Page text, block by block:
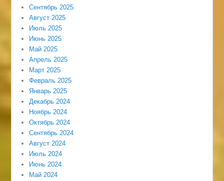
Сентябрь 2025
Август 2025
Июль 2025
Июнь 2025
Май 2025
Апрель 2025
Март 2025
Февраль 2025
Январь 2025
Декабрь 2024
Ноябрь 2024
Октябрь 2024
Сентябрь 2024
Август 2024
Июль 2024
Июнь 2024
Май 2024